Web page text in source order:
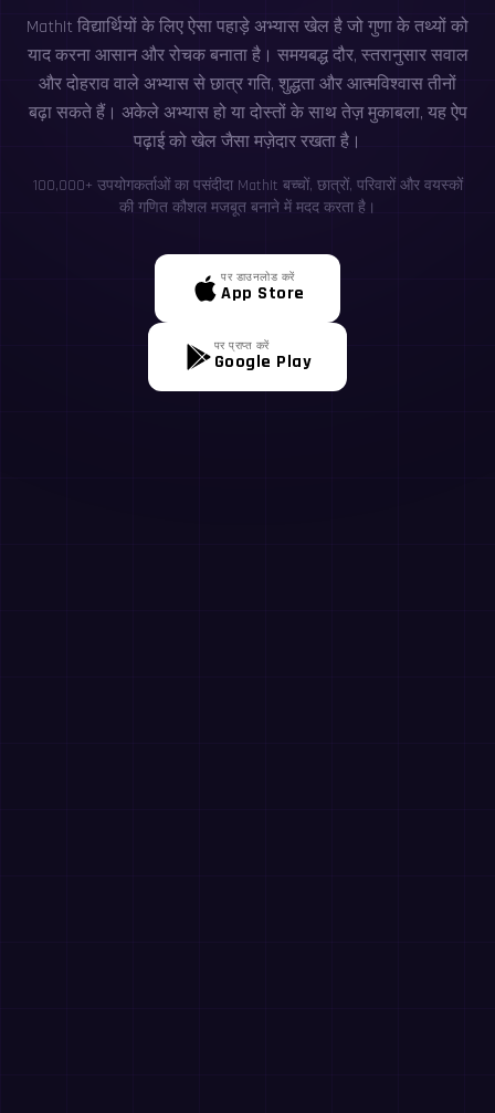
MathIt विद्यार्थियों के लिए ऐसा पहाड़े अभ्यास खेल है जो गुणा के तथ्यों को
याद करना आसान और रोचक बनाता है। समयबद्ध दौर, स्तरानुसार सवाल
और दोहराव वाले अभ्यास से छात्र गति, शुद्धता और आत्मविश्वास तीनों
बढ़ा सकते हैं। अकेले अभ्यास हो या दोस्तों के साथ तेज़ मुकाबला, यह ऐप
पढ़ाई को खेल जैसा मज़ेदार रखता है।
100,000+ उपयोगकर्ताओं का पसंदीदा MathIt बच्चों, छात्रों, परिवारों और वयस्कों
की गणित कौशल मजबूत बनाने में मदद करता है।
पर डाउनलोड करें
App Store
पर प्राप्त करें
Google Play